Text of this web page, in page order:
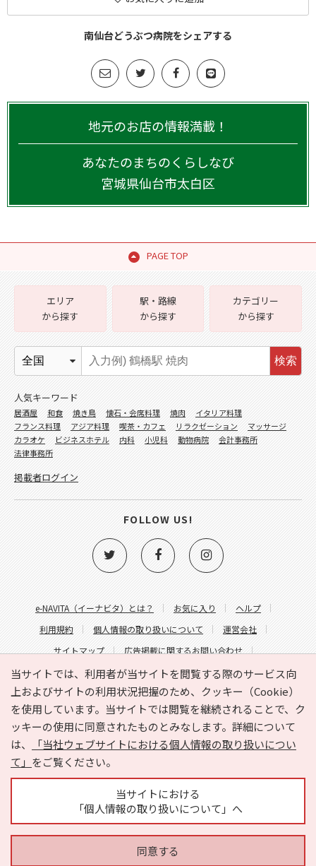
南仙台どうぶつ病院をシェアする
地元のお店の情報満載！
あなたのまちのくらしなび
宮城県仙台市太白区
PAGE TOP
当サイトでは、利用者が当サイトを閲覧する際のサービス向
上およびサイトの利用状況把握のため、クッキー（Cookie）
を使用しています。当サイトでは閲覧を継続されることで、ク
ッキーの使用に同意されたものとみなします。詳細について
は、
「当社ウェブサイトにおける個人情報の取り扱いについ
て」 をご覧ください。
当サイトにおける
「個人情報の取り扱いについて」へ
同意する
e-NAVITA（イーナビタ）とは？ お気に入り
ヘルプ
利用規約
個人情報の取り扱いについて
運営会社
サイトマップ
広告掲載に関するお問い合わせ
サイトの内容に関するお問い合わせ
エリア
から探す
駅・路線
から探す
カテゴリー
から探す
検索
人気キーワード
居酒屋 和食 焼き鳥 懐石・会席料理 焼肉
イタリア料理
フランス料理
アジア料理 喫茶・カフェ リラクゼーション
マッサージ
カラオケ
ビジネスホテル 内科 小児科 動物病院
会計事務所
法律事務所
掲載者ログイン
FOLLOW US!
Copyright © HYOJITO.Co.,Ltd. All Rights Reserved.